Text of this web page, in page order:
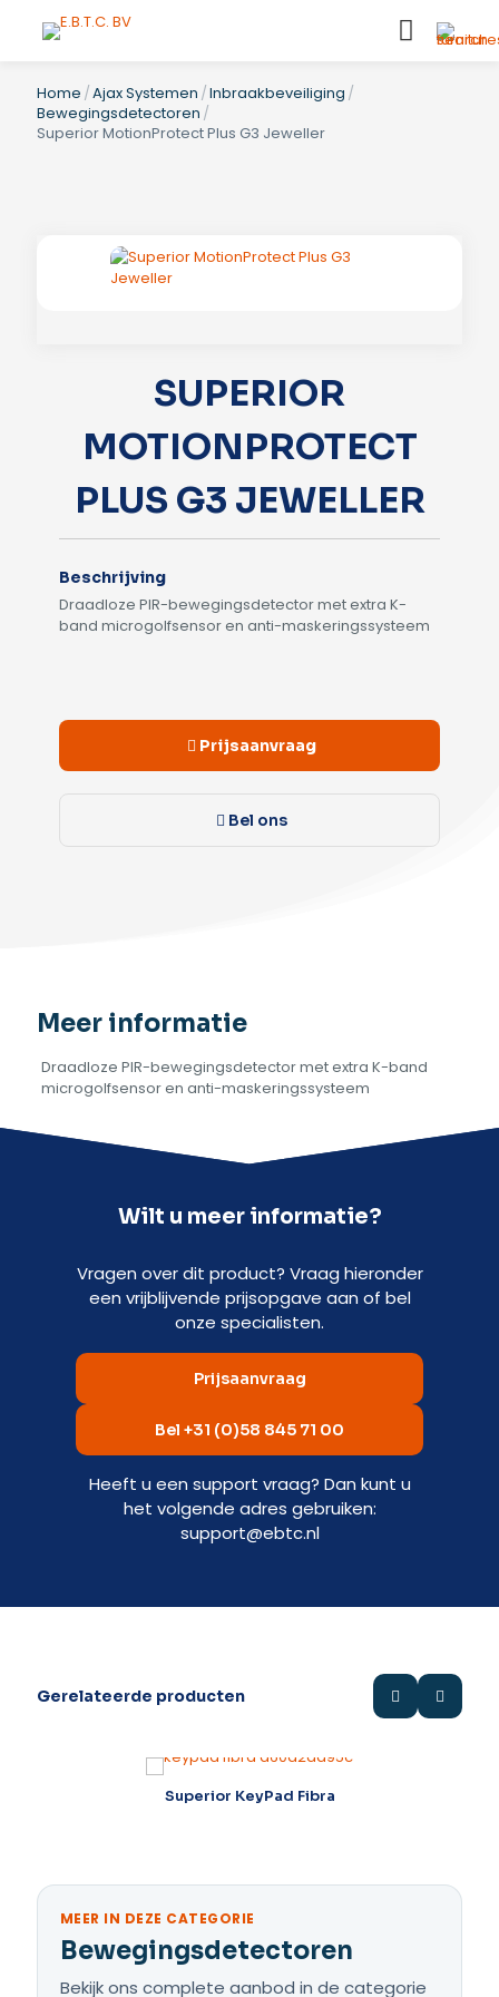
Home /Ajax Systemen /Inbraakbeveiliging /
Bewegingsdetectoren /
Superior MotionProtect Plus G3 Jeweller
SUPERIOR
MOTIONPROTECT
PLUS G3 JEWELLER
Beschrijving
Draadloze PIR-bewegingsdetector met extra K-
band microgolfsensor en anti-maskeringssysteem
Prijsaanvraag
Bel ons
Meer informatie
Draadloze PIR-bewegingsdetector met extra K-band
microgolfsensor en anti-maskeringssysteem
Wilt u meer informatie?
Vragen over dit product? Vraag hieronder
een vrijblijvende prijsopgave aan of bel
onze specialisten.
Prijsaanvraag
Bel +31 (0)58 845 71 00
Heeft u een support vraag? Dan kunt u
het volgende adres gebruiken:
support@ebtc.nl
Gerelateerde producten
Superior KeyPad Fibra
MEER IN DEZE CATEGORIE
Bewegingsdetectoren
Bekijk ons complete aanbod in de categorie